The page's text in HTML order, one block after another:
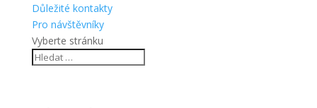
Důležité kontakty
Pro návštěvníky
Vyberte stránku